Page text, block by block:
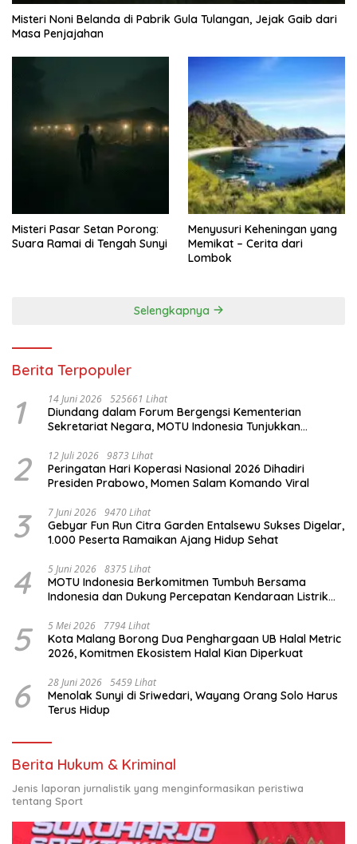
Misteri Noni Belanda di Pabrik Gula Tulangan, Jejak Gaib dari
Masa Penjajahan
Misteri Pasar Setan Porong:
Suara Ramai di Tengah Sunyi
Menyusuri Keheningan yang
Memikat – Cerita dari
Lombok
Selengkapnya
Berita Terpopuler
1 14 Juni 2026 525661 Lihat
Diundang dalam Forum Bergengsi Kementerian
Sekretariat Negara, MOTU Indonesia Tunjukkan
2 12 Juli 2026 9873 Lihat
Peringatan Hari Koperasi Nasional 2026 Dihadiri
Presiden Prabowo, Momen Salam Komando Viral
3 7 Juni 2026 9470 Lihat
Gebyar Fun Run Citra Garden Entalsewu Sukses Digelar,
1.000 Peserta Ramaikan Ajang Hidup Sehat
4 5 Juni 2026 8375 Lihat
MOTU Indonesia Berkomitmen Tumbuh Bersama
Indonesia dan Dukung Percepatan Kendaraan Listrik
5 5 Mei 2026 7794 Lihat
Kota Malang Borong Dua Penghargaan UB Halal Metric
2026, Komitmen Ekosistem Halal Kian Diperkuat
6 28 Juni 2026 5459 Lihat
Menolak Sunyi di Sriwedari, Wayang Orang Solo Harus
Terus Hidup
Berita Hukum & Kriminal
Jenis laporan jurnalistik yang menginformasikan peristiwa
tentang Sport